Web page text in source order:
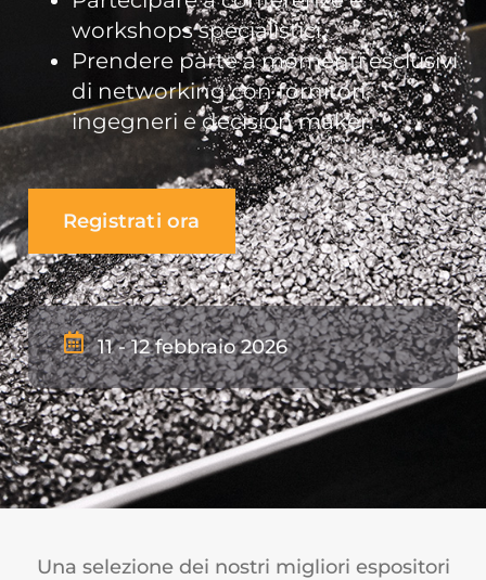
workshops specialistici.
Prendere parte a momenti esclusivi
di networking con fornitori,
ingegneri e decision maker.
Registrati ora
11 - 12 febbraio 2026
Una selezione dei nostri migliori espositori